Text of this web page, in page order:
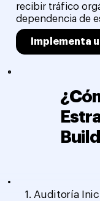
recibir tráfico
dependencia de
Implementa
1. Auditoría